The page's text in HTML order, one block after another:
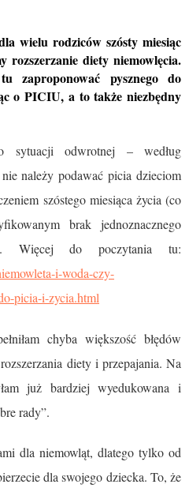
wielu rodziców szósty miesiąc
rozszerzanie diety niemowlęcia.
zaproponować pysznego do
o PICIU, a to także niezbędny
sytuacji odwrotnej – według
należy podawać picia dzieciom
szóstego miesiąca życia (co
brak jednoznacznego
Więcej do poczytania tu:
i-woda-czy-
picia-i-zycia.html
chyba większość błędów
diety i przepajania. Na
już bardziej wyedukowana i
rady”.
dla niemowląt, dlatego tylko od
dla swojego dziecka. To, że